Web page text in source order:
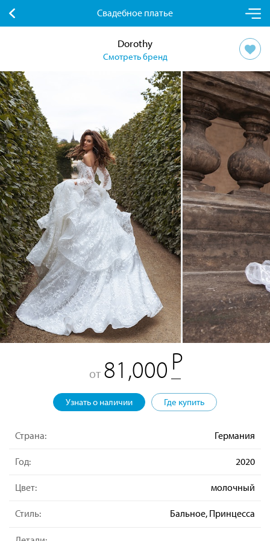
Свадебное платье
Dorothy
Смотреть бренд
от 81,000
Узнать о наличии Где купить
Страна: Германия
Год: 2020
Цвет: молочный
Стиль: Бальное, Принцесса